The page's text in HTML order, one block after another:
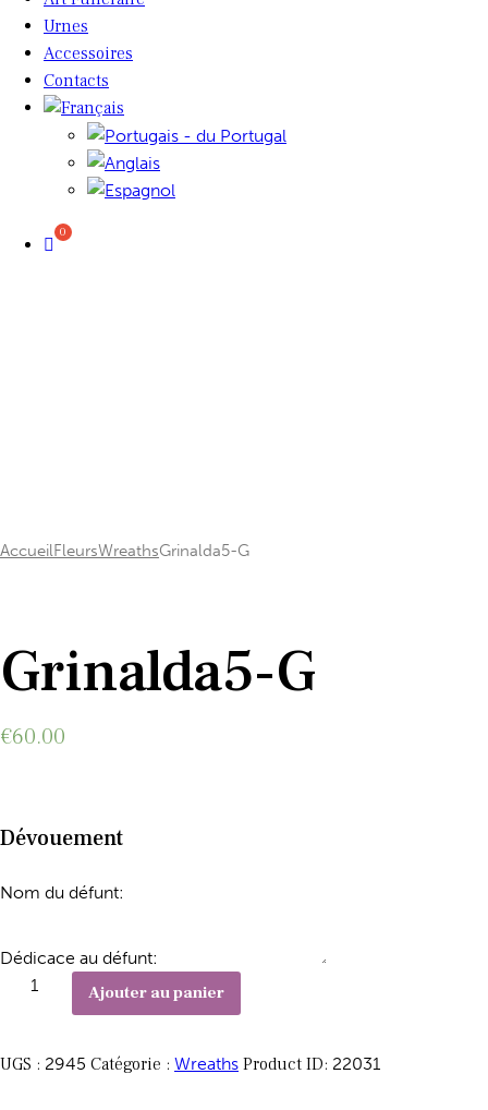
Urnes
Accessoires
Contacts
AccueilFleursWreathsGrinalda5-G
Grinalda5-G
€60.00
Dévouement
Nom du défunt:
Dédicace au défunt:
Ajouter au panier
UGS : 2945 Catégorie : Wreaths Product ID: 22031